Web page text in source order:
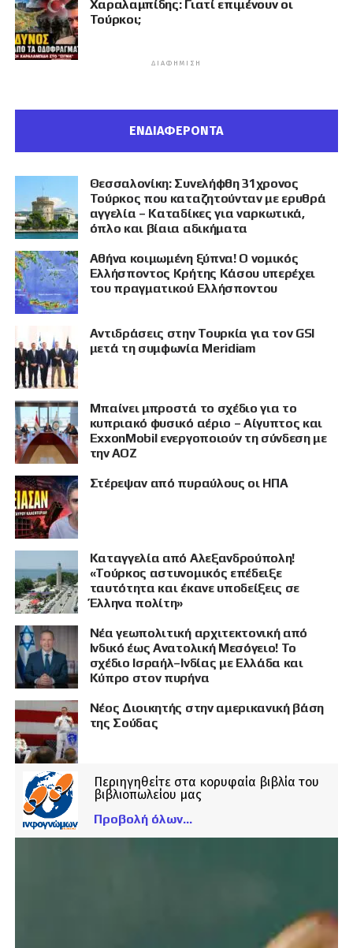
Χαραλαμπίδης: Γιατί επιμένουν οι
Τούρκοι;
ΔΙΑΦΉΜΙΣΗ
ΕΝΔΙΑΦΕΡΟΝΤΑ
Θεσσαλονίκη: Συνελήφθη 31χρονος
Τούρκος που καταζητούνταν με ερυθρά
αγγελία – Καταδίκες για ναρκωτικά,
όπλο και βίαια αδικήματα
Αθήνα κοιμωμένη ξύπνα! Ο νομικός
Ελλήσποντος Κρήτης Κάσου υπερέχει
του πραγματικού Ελλήσποντου
Αντιδράσεις στην Τουρκία για τον GSI
μετά τη συμφωνία Meridiam
Μπαίνει μπροστά το σχέδιο για το
κυπριακό φυσικό αέριο – Αίγυπτος και
ExxonMobil ενεργοποιούν τη σύνδεση με
την ΑΟΖ
Στέρεψαν από πυραύλους οι ΗΠΑ
Καταγγελία από Αλεξανδρούπολη!
«Τούρκος αστυνομικός επέδειξε
ταυτότητα και έκανε υποδείξεις σε
Έλληνα πολίτη»
Νέα γεωπολιτική αρχιτεκτονική από
Ινδικό έως Ανατολική Μεσόγειο! Το
σχέδιο Ισραήλ–Ινδίας με Ελλάδα και
Κύπρο στον πυρήνα
Νέος Διοικητής στην αμερικανική βάση
της Σούδας
Περιηγηθείτε στα κορυφαία βιβλία του
βιβλιοπωλείου μας
Προβολή όλων